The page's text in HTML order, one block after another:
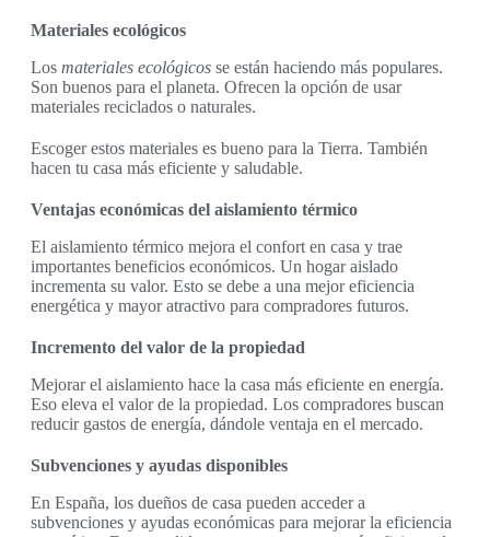
Materiales ecológicos
Los materiales ecológicos se están haciendo más populares.
Son buenos para el planeta. Ofrecen la opción de usar
materiales reciclados o naturales.
Escoger estos materiales es bueno para la Tierra. También
hacen tu casa más eficiente y saludable.
Ventajas económicas del aislamiento térmico
El aislamiento térmico mejora el confort en casa y trae
importantes beneficios económicos. Un hogar aislado
incrementa su valor. Esto se debe a una mejor eficiencia
energética y mayor atractivo para compradores futuros.
Incremento del valor de la propiedad
Mejorar el aislamiento hace la casa más eficiente en energía.
Eso eleva el valor de la propiedad. Los compradores buscan
reducir gastos de energía, dándole ventaja en el mercado.
Subvenciones y ayudas disponibles
En España, los dueños de casa pueden acceder a
subvenciones y ayudas económicas para mejorar la eficiencia